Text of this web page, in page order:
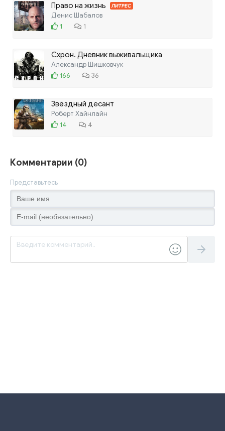
Право на жизнь ЛИТРЕС
Денис Шабалов
1
1
Схрон. Дневник выживальщика
Александр Шишковчук
166
36
Звёздный десант
Роберт Хайнлайн
14
4
Комментарии (0)
Представьтесь